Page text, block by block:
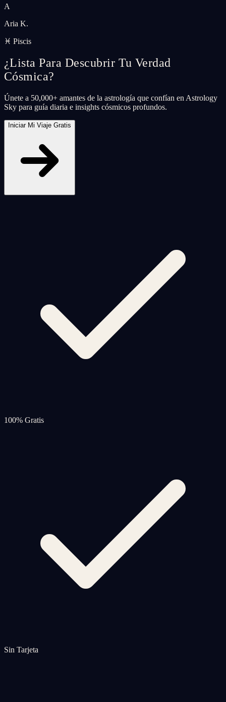
A
Aria K.
♓ Piscis
¿Lista Para Descubrir Tu Verdad
Cósmica?
Únete a 50,000+ amantes de la astrología que confían en Astrology
Sky para guía diaria e insights cósmicos profundos.
Iniciar Mi Viaje Gratis
100% Gratis
Sin Tarjeta